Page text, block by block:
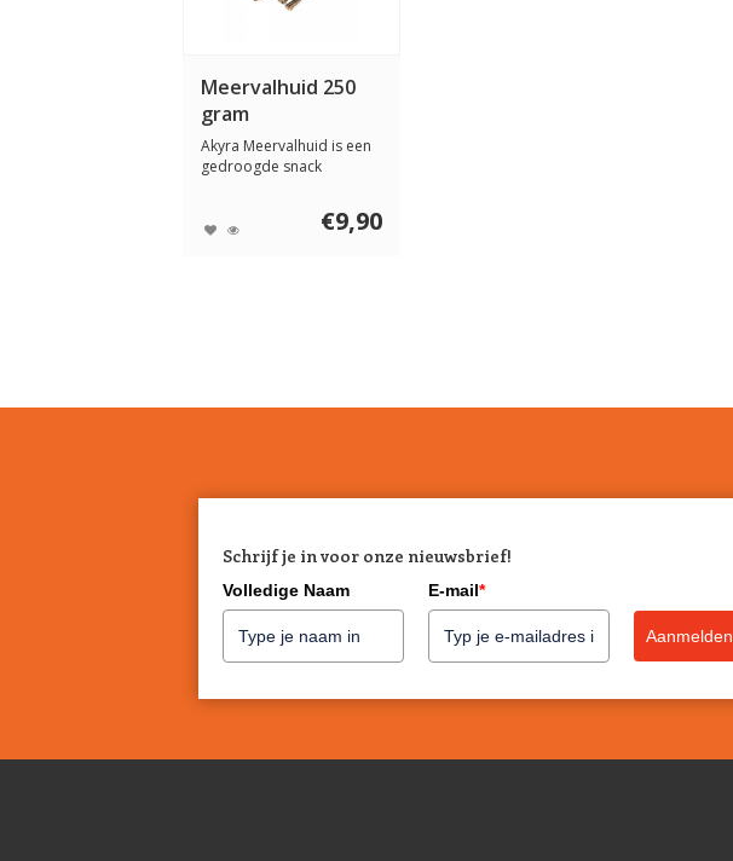
Meervalhuid 250
gram
Akyra Meervalhuid is een
gedroogde snack
€9,90
Schrijf je in voor onze nieuwsbrief!
Volledige Naam E-mail*
Aanmelden